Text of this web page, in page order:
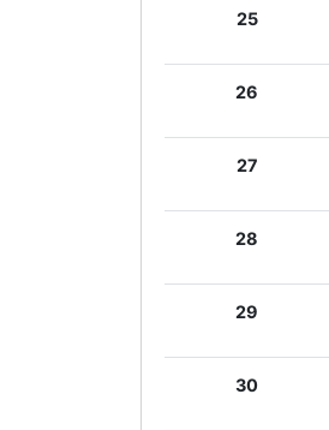
25
26
27
28
29
30